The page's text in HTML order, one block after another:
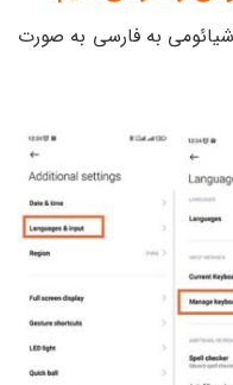
به فارسی به صورت